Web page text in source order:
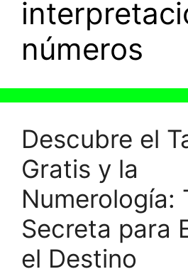
números
Descubre el
Gratis y la
Numerología:
Secreta para
el Destino